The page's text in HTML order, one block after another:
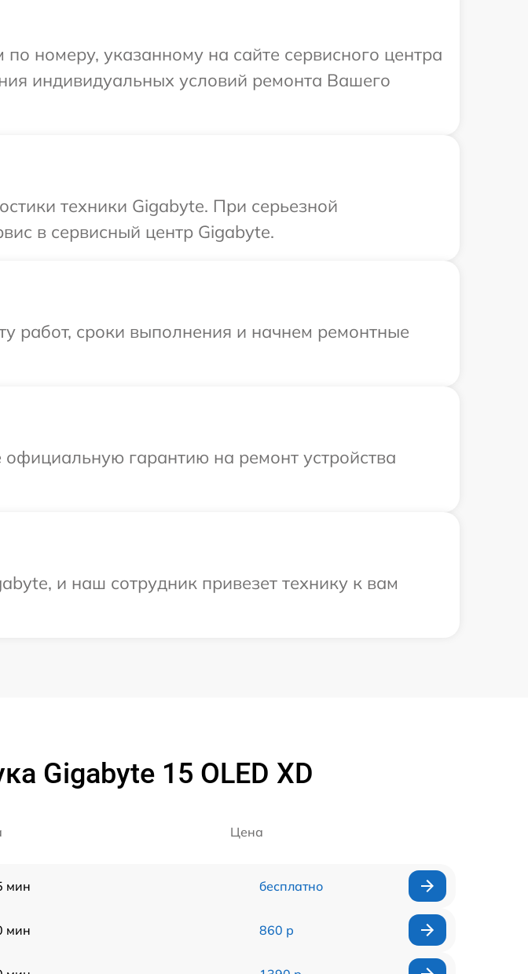
номеру, указанному на сайте сервисного центра
индивидуальных условий ремонта Вашего
техники Gigabyte. При серьезной
в сервисный центр Gigabyte.
работ, сроки выполнения и начнем ремонтные
гарантию на ремонт устройства
и наш сотрудник привезет технику к вам
Gigabyte 15 OLED XD
Цена
мин бесплатно
мин 860 р